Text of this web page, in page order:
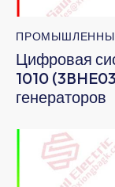
Цифровая
1010
генераторов